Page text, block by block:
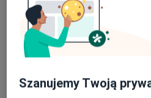
Ukończyłam psychologię na
Lubelskim Jana Pawła II w
podyplomowe z
Handlowej Nauk
Szanujemy Twoją